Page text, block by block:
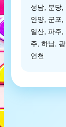
성남, 분당,
안양, 군포,
일산, 파주,
주, 하남,
연천